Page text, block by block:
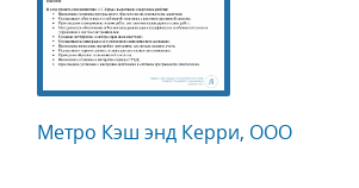
Метро Кэш энд Керри, ООО